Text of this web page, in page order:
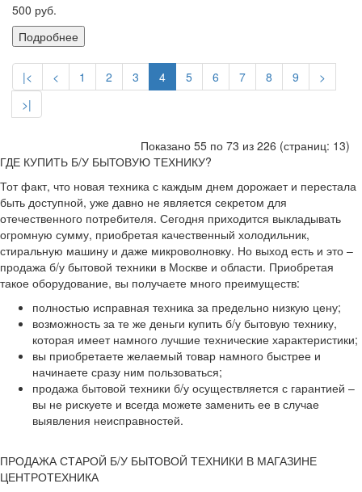
500 руб.
Подробнее
|< < 1 2 3 4 5 6 7 8 9
>
>|
Показано 55 по 73 из 226 (страниц: 13)
ГДЕ КУПИТЬ Б/У БЫТОВУЮ ТЕХНИКУ?
Тот факт, что новая техника с каждым днем дорожает и перестала
быть доступной, уже давно не является секретом для
отечественного потребителя. Сегодня приходится выкладывать
огромную сумму, приобретая качественный холодильник,
стиральную машину и даже микроволновку. Но выход есть и это –
продажа б/у бытовой техники в Москве и области. Приобретая
такое оборудование, вы получаете много преимуществ:
полностью исправная техника за предельно низкую цену;
возможность за те же деньги купить б/у бытовую технику,
которая имеет намного лучшие технические характеристики;
вы приобретаете желаемый товар намного быстрее и
начинаете сразу ним пользоваться;
продажа бытовой техники б/у осуществляется с гарантией –
вы не рискуете и всегда можете заменить ее в случае
выявления неисправностей.
ПРОДАЖА СТАРОЙ Б/У БЫТОВОЙ ТЕХНИКИ В МАГАЗИНЕ
ЦЕНТРОТЕХНИКА